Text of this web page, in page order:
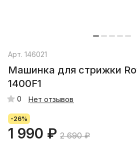
Арт. 146021
Машинка для стрижки
1400F1
0 Нет отзывов
-26%
1 990 ₽ 2 690 ₽